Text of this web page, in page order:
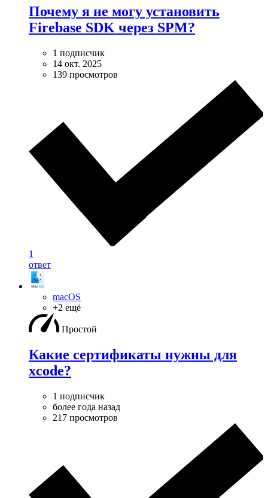
Почему я не могу установить
Firebase SDK через SPM?
1 подписчик
14 окт. 2025
139 просмотров
1
ответ
macOS
+2 ещё
Простой
Какие сертификаты нужны для
xcode?
1 подписчик
более года назад
217 просмотров